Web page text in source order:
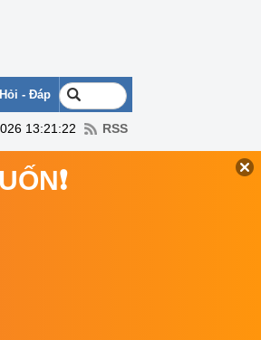
Hỏi - Đáp
13:21:22 RSS